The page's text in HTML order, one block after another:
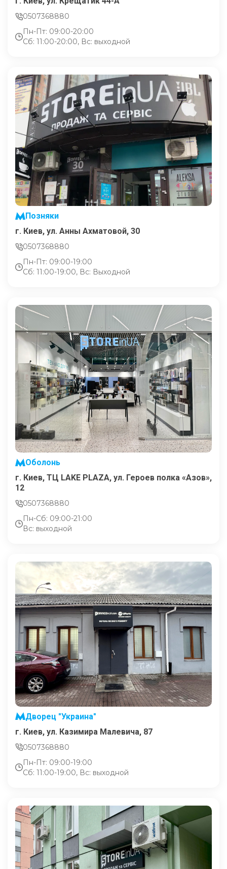
0507368880
Пн-Пт: 09:00-20:00
Сб: 11:00-20:00, Вс: выходной
Позняки
г. Киев, ул. Анны Ахматовой, 30
0507368880
Пн-Пт: 09:00-19:00
Сб: 11:00-19:00, Вс: Выходной
Оболонь
г. Киев, ТЦ LAKE PLAZA, ул. Героев полка «Азов»,
12
0507368880
Пн-Сб: 09:00-21:00
Вс: выходной
Дворец "Украина"
г. Киев, ул. Казимира Малевича, 87
0507368880
Пн-Пт: 09:00-19:00
Сб: 11:00-19:00, Вс: выходной